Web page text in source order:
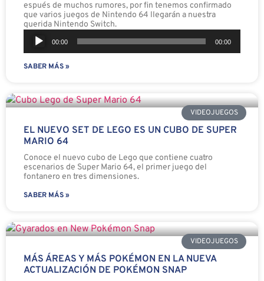
espués de muchos rumores, por fin tenemos confirmado
que varios juegos de Nintendo 64 llegarán a nuestra
querida Nintendo Switch.
Reproductor
de
audio
00:00 00:00
SABER MÁS »
VIDEOJUEGOS
EL NUEVO SET DE LEGO ES UN CUBO DE SUPER
MARIO 64
Conoce el nuevo cubo de Lego que contiene cuatro
escenarios de Super Mario 64, el primer juego del
fontanero en tres dimensiones.
SABER MÁS »
VIDEOJUEGOS
MÁS ÁREAS Y MÁS POKÉMON EN LA NUEVA
ACTUALIZACIÓN DE POKÉMON SNAP